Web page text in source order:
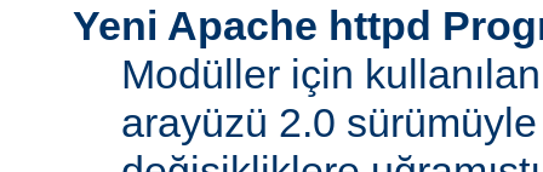
Yeni Apache httpd
Modüller için
arayüzü 2.0